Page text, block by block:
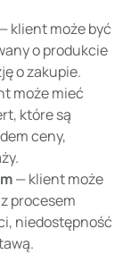
klient może być
o produkcie
o zakupie.
może mieć
które są
ceny,
— klient może
procesem
niedostępność